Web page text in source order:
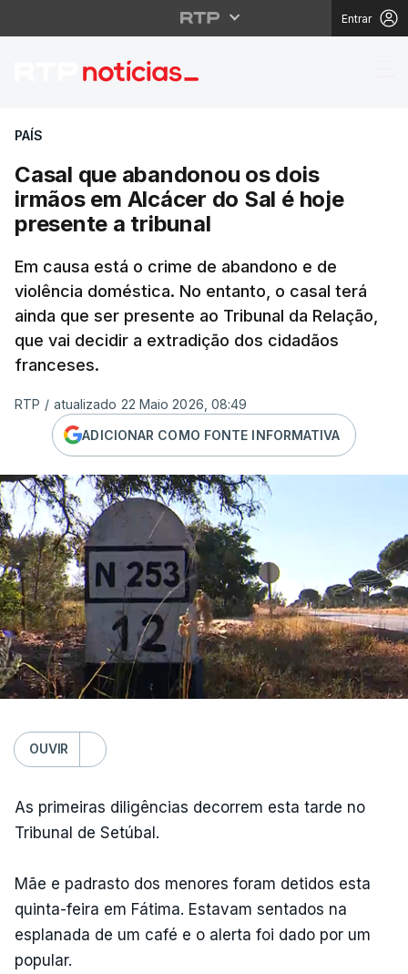
Entrar
Casal que
PAÍS
Casal que abandonou os dois
irmãos em Alcácer do Sal é hoje
presente a tribunal
Em causa está o crime de abandono e de
violência doméstica. No entanto, o casal terá
ainda que ser presente ao Tribunal da Relação,
que vai decidir a extradição dos cidadãos
franceses.
RTP / atualizado 22 Maio 2026, 08:49
ADICIONAR COMO FONTE INFORMATIVA
OUVIR
As primeiras diligências decorrem esta tarde no
Tribunal de Setúbal.
Mãe e padrasto dos menores foram detidos esta
quinta-feira em Fátima. Estavam sentados na
esplanada de um café e o alerta foi dado por um
popular.